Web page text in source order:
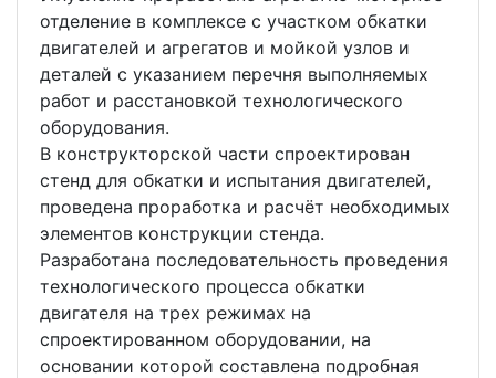
отделение в комплексе с участком обкатки
двигателей и агрегатов и мойкой узлов и
деталей с указанием перечня выполняемых
работ и расстановкой технологического
оборудования.
В конструкторской части спроектирован
стенд для обкатки и испытания двигателей,
проведена проработка и расчёт необходимых
элементов конструкции стенда.
Разработана последовательность проведения
технологического процесса обкатки
двигателя на трех режимах на
спроектированном оборудовании, на
основании которой составлена подробная